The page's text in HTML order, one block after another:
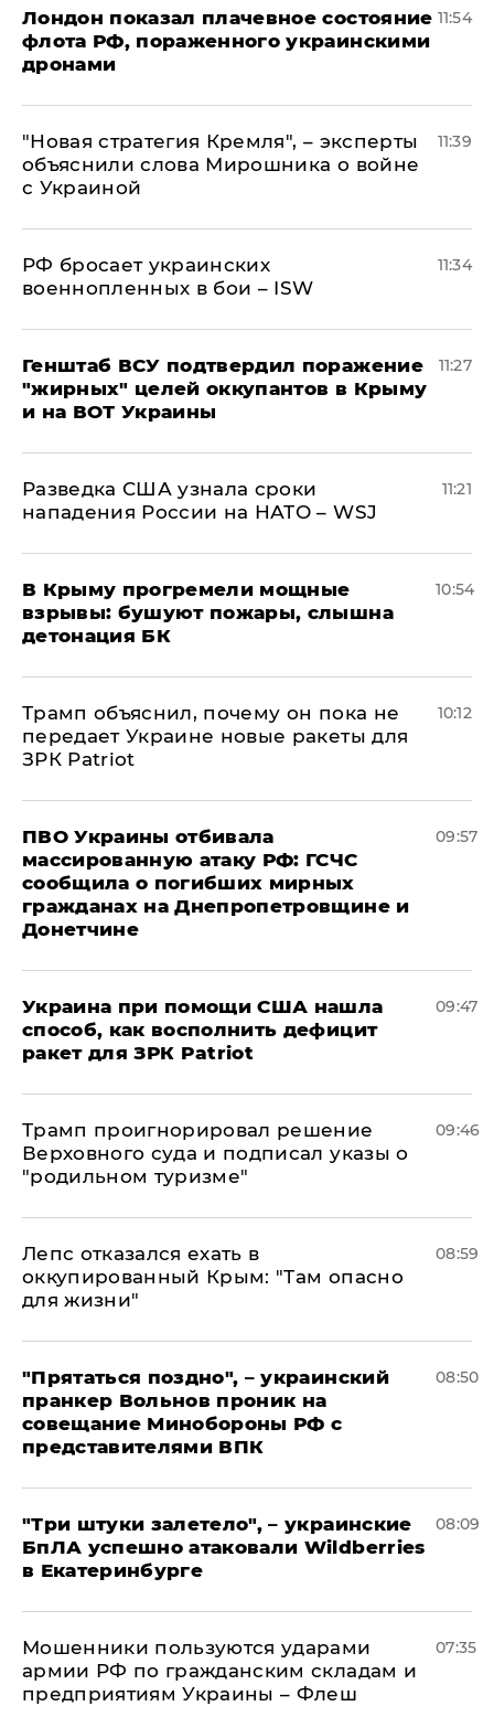
Лондон показал плачевное состояние
флота РФ, пораженного украинскими
дронами
11:54
"Новая стратегия Кремля", – эксперты
объяснили слова Мирошника о войне
с Украиной
11:39
РФ бросает украинских
военнопленных в бои – ISW
11:34
Генштаб ВСУ подтвердил поражение
"жирных" целей оккупантов в Крыму
и на ВОТ Украины
11:27
Разведка США узнала сроки
нападения России на НАТО – WSJ
11:21
В Крыму прогремели мощные
взрывы: бушуют пожары, слышна
детонация БК
10:54
Трамп объяснил, почему он пока не
передает Украине новые ракеты для
ЗРК Patriot
10:12
ПВО Украины отбивала
массированную атаку РФ: ГСЧС
сообщила о погибших мирных
гражданах на Днепропетровщине и
Донетчине
09:57
Украина при помощи США нашла
способ, как восполнить дефицит
ракет для ЗРК Patriot
09:47
Трамп проигнорировал решение
Верховного суда и подписал указы о
"родильном туризме"
09:46
Лепс отказался ехать в
оккупированный Крым: "Там опасно
для жизни"
08:59
"Прятаться поздно", – украинский
пранкер Вольнов проник на
совещание Минобороны РФ с
представителями ВПК
08:50
"Три штуки залетело", – украинские
БпЛА успешно атаковали Wildberries
в Екатеринбурге
08:09
Мошенники пользуются ударами
армии РФ по гражданским складам и
предприятиям Украины – Флеш
07:35